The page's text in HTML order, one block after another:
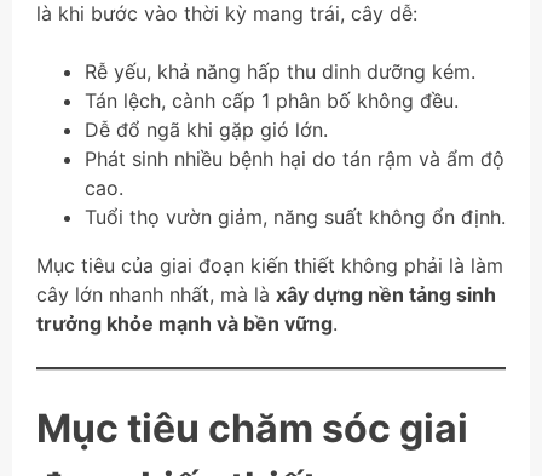
là khi bước vào thời kỳ mang trái, cây dễ:
Rễ yếu, khả năng hấp thu dinh dưỡng kém.
Tán lệch, cành cấp 1 phân bố không đều.
Dễ đổ ngã khi gặp gió lớn.
Phát sinh nhiều bệnh hại do tán rậm và ẩm độ
cao.
Tuổi thọ vườn giảm, năng suất không ổn định.
Mục tiêu của giai đoạn kiến thiết không phải là làm
cây lớn nhanh nhất, mà là xây dựng nền tảng sinh
trưởng khỏe mạnh và bền vững.
Mục tiêu chăm sóc giai